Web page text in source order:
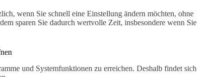
wenn Sie schnell eine Einstellung ändern möchten, ohne
sparen Sie dadurch wertvolle Zeit, insbesondere wenn Sie
und Systemfunktionen zu erreichen. Deshalb findet sich